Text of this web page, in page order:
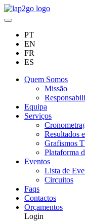
PT
EN
FR
ES
Quem Somos
Missão
Equipa
Serviços
Resultados
Grafismos
Plataforma
Eventos
Lista de
Circuitos
Faqs
Contactos
Orçamentos
Login